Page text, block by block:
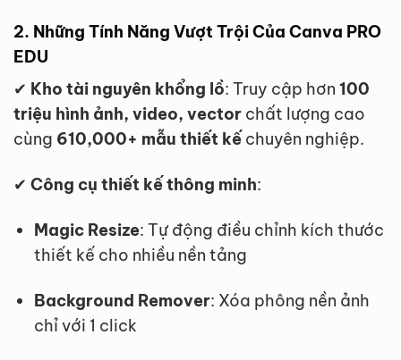
2. Những Tính Năng Vượt Trội Của Canva PRO
EDU
✔ Kho tài nguyên khổng lồ: Truy cập hơn 100
triệu hình ảnh, video, vector chất lượng cao
cùng 610,000+ mẫu thiết kế chuyên nghiệp.
✔ Công cụ thiết kế thông minh:
Magic Resize: Tự động điều chỉnh kích thước
thiết kế cho nhiều nền tảng
Background Remover: Xóa phông nền ảnh
chỉ với 1 click